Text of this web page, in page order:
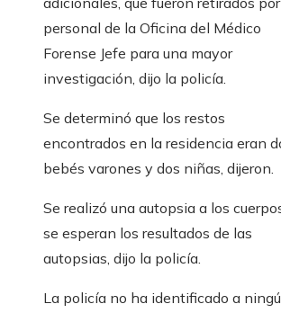
personal de la Oficina del Médico
Forense Jefe para una mayor
investigación, dijo la policía.
Se determinó que los restos
encontrados en la residencia eran
bebés varones y dos niñas, dijeron.
Se realizó una autopsia a los
se esperan los resultados de las
autopsias, dijo la policía.
La policía no ha identificado a